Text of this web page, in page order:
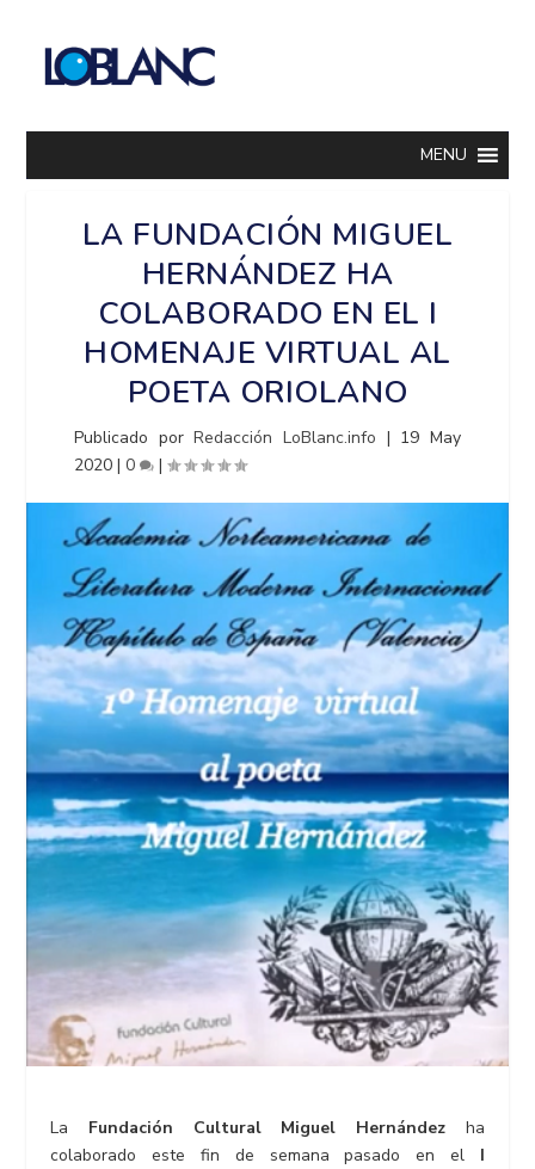
MENU
LA FUNDACIÓN MIGUEL
HERNÁNDEZ HA
COLABORADO EN EL I
HOMENAJE VIRTUAL AL
POETA ORIOLANO
Publicado porRedacción LoBlanc.info | 19 May
2020 |0 |
La Fundación Cultural Miguel Hernándezha
colaborado este fin de semana pasado en el I